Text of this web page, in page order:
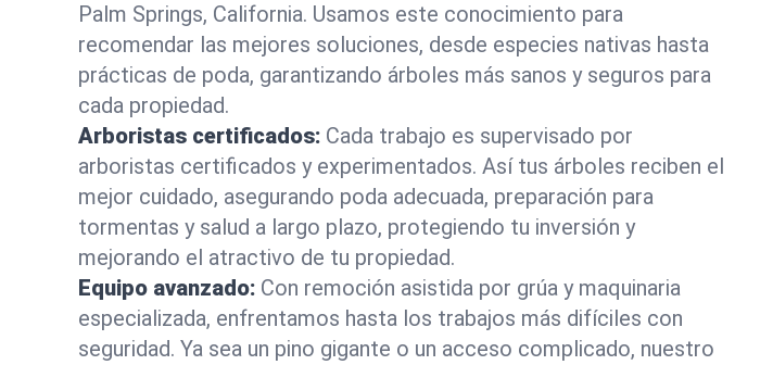
Palm Springs, California. Usamos este conocimiento para
recomendar las mejores soluciones, desde especies nativas hasta
prácticas de poda, garantizando árboles más sanos y seguros para
cada propiedad.
Arboristas certificados: Cada trabajo es supervisado por
arboristas certificados y experimentados. Así tus árboles reciben el
mejor cuidado, asegurando poda adecuada, preparación para
tormentas y salud a largo plazo, protegiendo tu inversión y
mejorando el atractivo de tu propiedad.
Equipo avanzado: Con remoción asistida por grúa y maquinaria
especializada, enfrentamos hasta los trabajos más difíciles con
seguridad. Ya sea un pino gigante o un acceso complicado, nuestro